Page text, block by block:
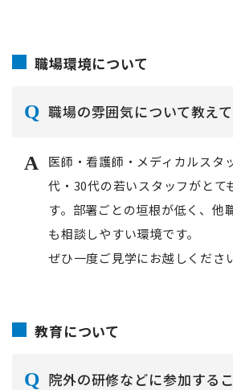
職場環境について
職場の雰囲気について教えて
医師・看護師・メディカルスタ
代・30代の若いスタッフがとて
す。部署ごとの垣根が低く、他
も相談しやすい環境です。
ぜひ一度ご見学にお越しくださ
教育について
院外の研修などに参加する